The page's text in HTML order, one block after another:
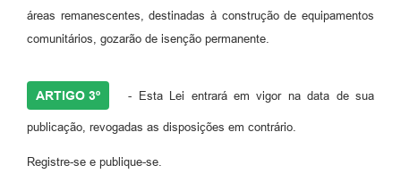
áreas remanescentes, destinadas à construção de equipamentos
comunitários, gozarão de isenção permanente.
ARTIGO 3º - Esta Lei entrará em vigor na data de sua
publicação, revogadas as disposições em contrário.
Registre-se e publique-se.